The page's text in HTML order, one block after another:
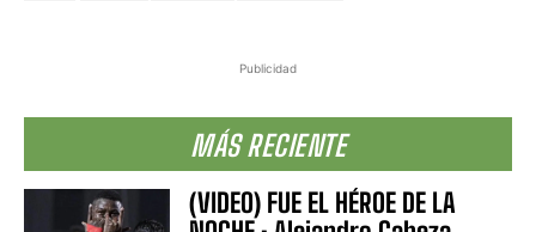
Publicidad
MÁS RECIENTE
(VIDEO) FUE EL HÉROE DE LA